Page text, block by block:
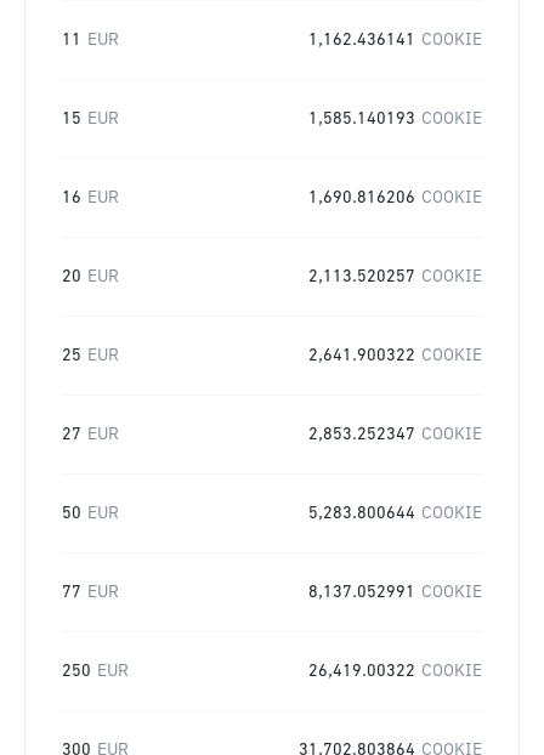
11 EUR 1,162.436141 COOKIE
15 EUR 1,585.140193 COOKIE
16 EUR 1,690.816206 COOKIE
20 EUR 2,113.520257 COOKIE
25 EUR 2,641.900322 COOKIE
27 EUR 2,853.252347 COOKIE
50 EUR 5,283.800644 COOKIE
77 EUR 8,137.052991 COOKIE
250 EUR 26,419.00322 COOKIE
300 EUR 31,702.803864 COOKIE